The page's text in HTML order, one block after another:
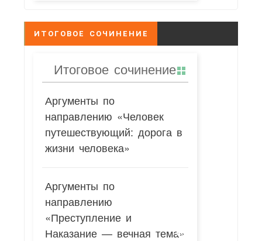
ИТОГОВОЕ СОЧИНЕНИЕ
Итоговое сочинение
Аргументы по
направлению «Человек
путешествующий: дорога в
жизни человека»
Аргументы по
направлению
«Преступление и
Наказание — вечная тема»